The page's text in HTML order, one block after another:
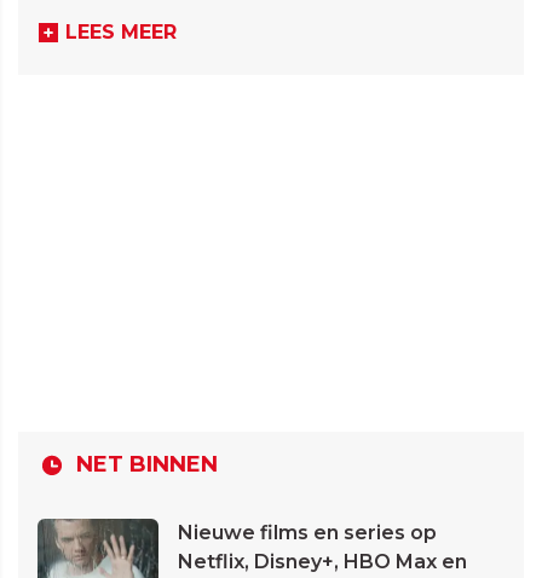
LEES MEER
NET BINNEN
Nieuwe films en series op
Netflix, Disney+, HBO Max en